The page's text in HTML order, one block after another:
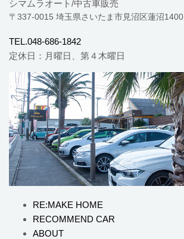
シマムラオート/中古車販売
〒337-0015 埼玉県さいたま市見沼区蓮沼1400
TEL.048-686-1842
定休日：月曜日、第４木曜日
RE:MAKE HOME
RECOMMEND CAR
ABOUT